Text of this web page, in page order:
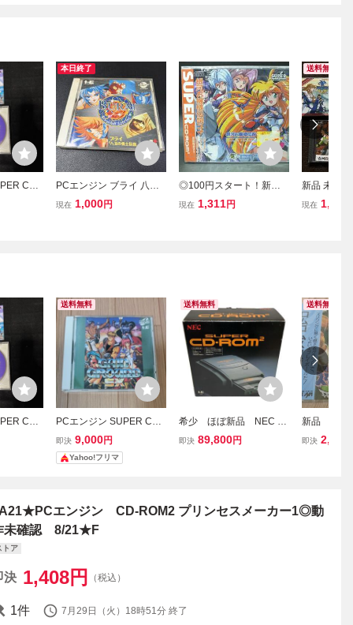
CD-
本日終了
PCエンジン ブライ 八玉
の勇士伝説 CD-ROM2 ソ
現在 1,000円
◎100円スタート！新品
未開封品 PCエンジン S
現在 1,311円
送料無料
新品 未開
ジン
現在 1,100
CD-
送料無料
PCエンジン SUPER CD-
ROM2 ゲイングランド S
X
即決 9,000円
Yahoo!フリマ
送料無料
希少 ほぼ新品 NEC P
Cエンジン SUPER CD-R
即決 89,800円
送料無料
新品 未開
ン CD-
即決 2,000
エンジン CD-ROM2 プリンセスメーカー1◎動
未確認 8/21★F
トア
決 1,408円 （税込）
1件 7月29日（火）18時51分 終了